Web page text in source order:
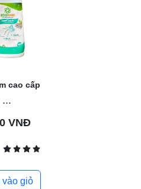
cao cấp
...
VNĐ
vào giỏ